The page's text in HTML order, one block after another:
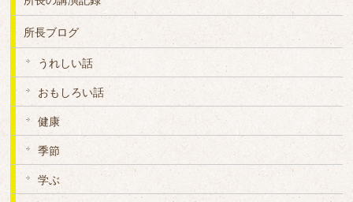
所長ブログ
うれしい話
おもしろい話
健康
季節
学ぶ